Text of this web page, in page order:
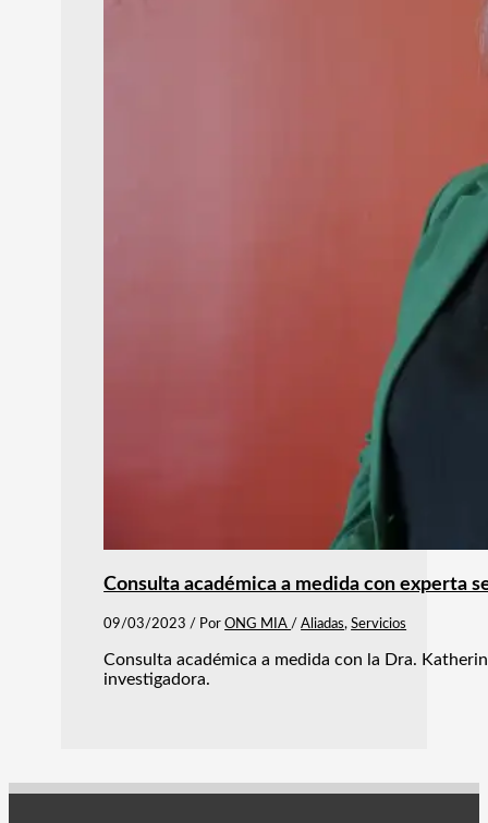
Consulta académica a medida con experta
09/03/2023 / PorONG MIA /Aliadas,Servicios
Consulta académica a medida con la Dra.
investigadora.